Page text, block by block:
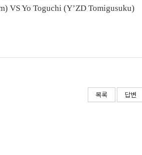
VS Yo Toguchi (Y’ZD Tomigusuku)
목록 답변